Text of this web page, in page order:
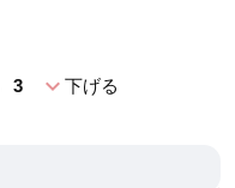
3 expand_more下げる